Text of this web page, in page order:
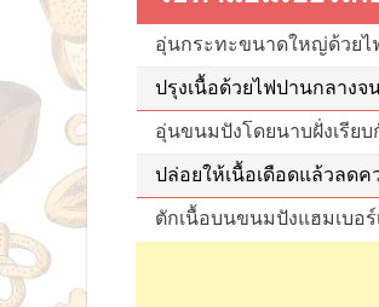
อุ่นกระทะขนาดใหญ่ด้วยไ
ปรุงเนื้อด้วยไฟปานกลางจ
อุ่นขนมปังโดยนาบฝั่งเรียบ
ปล่อยให้เนื้อเดือดแล้วลดค
ตักเนื้อบนขนมปังแฮมเบอ